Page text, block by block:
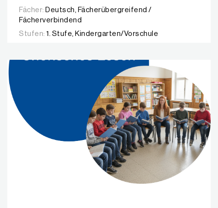
Fächer: Deutsch, Fächerübergreifend /
Fächerverbindend
Stufen: 1. Stufe, Kindergarten/Vorschule